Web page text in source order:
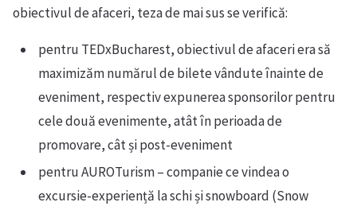
obiectivul de afaceri, teza de mai sus se verifică:
pentru TEDxBucharest, obiectivul de afaceri era să
maximizăm numărul de bilete vândute înainte de
eveniment, respectiv expunerea sponsorilor pentru
cele două evenimente, atât în perioada de
promovare, cât și post-eveniment
pentru AUROTurism – companie ce vindea o
excursie-experiență la schi și snowboard (Snow